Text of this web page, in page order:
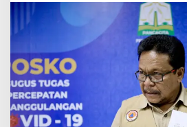
e
s
e
h
a
t
a
n
P